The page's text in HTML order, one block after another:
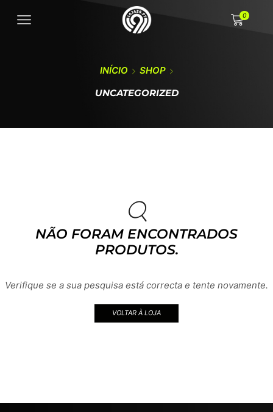
0
INÍCIO
SHOP
UNCATEGORIZED
NÃO FORAM ENCONTRADOS
PRODUTOS.
Verifique se a sua pesquisa está correcta e tente novamente.
VOLTAR À LOJA